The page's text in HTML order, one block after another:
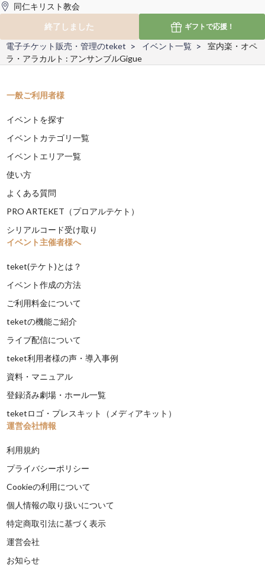
同仁キリスト教会
終了しました
ギフトで応援！
電子チケット販売・管理のteket イベント一覧
室内楽・オペ
ラ・アラカルト : アンサンブルGigue
一般ご利用者様
イベントを探す
イベントカテゴリ一覧
イベントエリア一覧
使い方
よくある質問
PRO ARTEKET（プロアルテケト）
シリアルコード受け取り
イベント主催者様へ
teket(テケト)とは？
イベント作成の方法
ご利用料金について
teketの機能ご紹介
ライブ配信について
teket利用者様の声・導入事例
資料・マニュアル
登録済み劇場・ホール一覧
teketロゴ・プレスキット（メディアキット）
運営会社情報
利用規約
プライバシーポリシー
Cookieの利用について
個人情報の取り扱いについて
特定商取引法に基づく表示
運営会社
お知らせ